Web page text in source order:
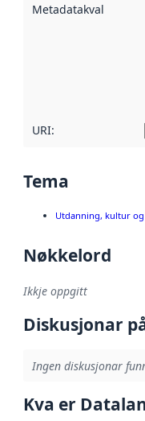
Metadatakvalitet
URI:
Tema
Utdanning, kultur
Nøkkelord
Ikkje oppgitt
Diskusjonar
Ingen diskusjonar
Kva er